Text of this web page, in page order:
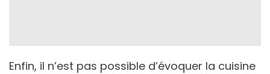
Enfin, il n’est pas possible d’évoquer la cuisine